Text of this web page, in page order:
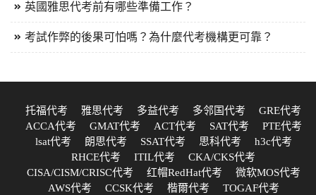
英國雅思代考前有哪些準備工作？
考試作弊的後果可怕嗎？為什麼代考機構更可靠？
托福代考 雅思代考 多益代考 多邻国代考
GRE代考
ACCA代考
GMAT代考 ACT代考 SAT代考
PTE代考
lsat代考
朗思代考 SSAT代考 思科代考
h3c代考
RHCE代考
ITIL代考
CKA/CKS代考
CISA/CISM/CRISC代考
红帽RedHat代考
微软MOS代考
AWS代考
CCSK代考 楷爾代考
TOGAF代考